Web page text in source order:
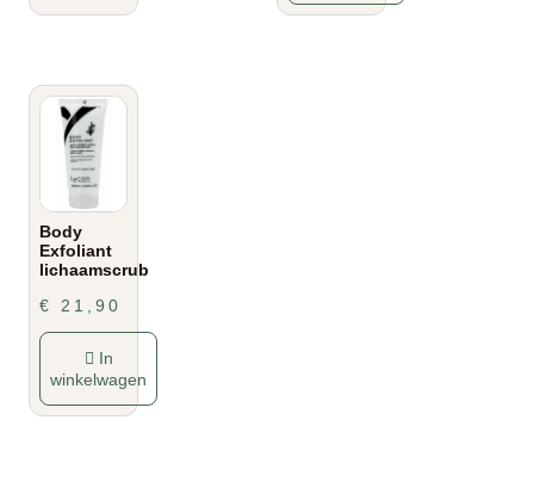
Body
Exfoliant
lichaamscrub
€
21,90
In
winkelwagen